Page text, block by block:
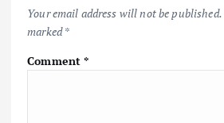
Your email address will not be published.
marked*
Comment*